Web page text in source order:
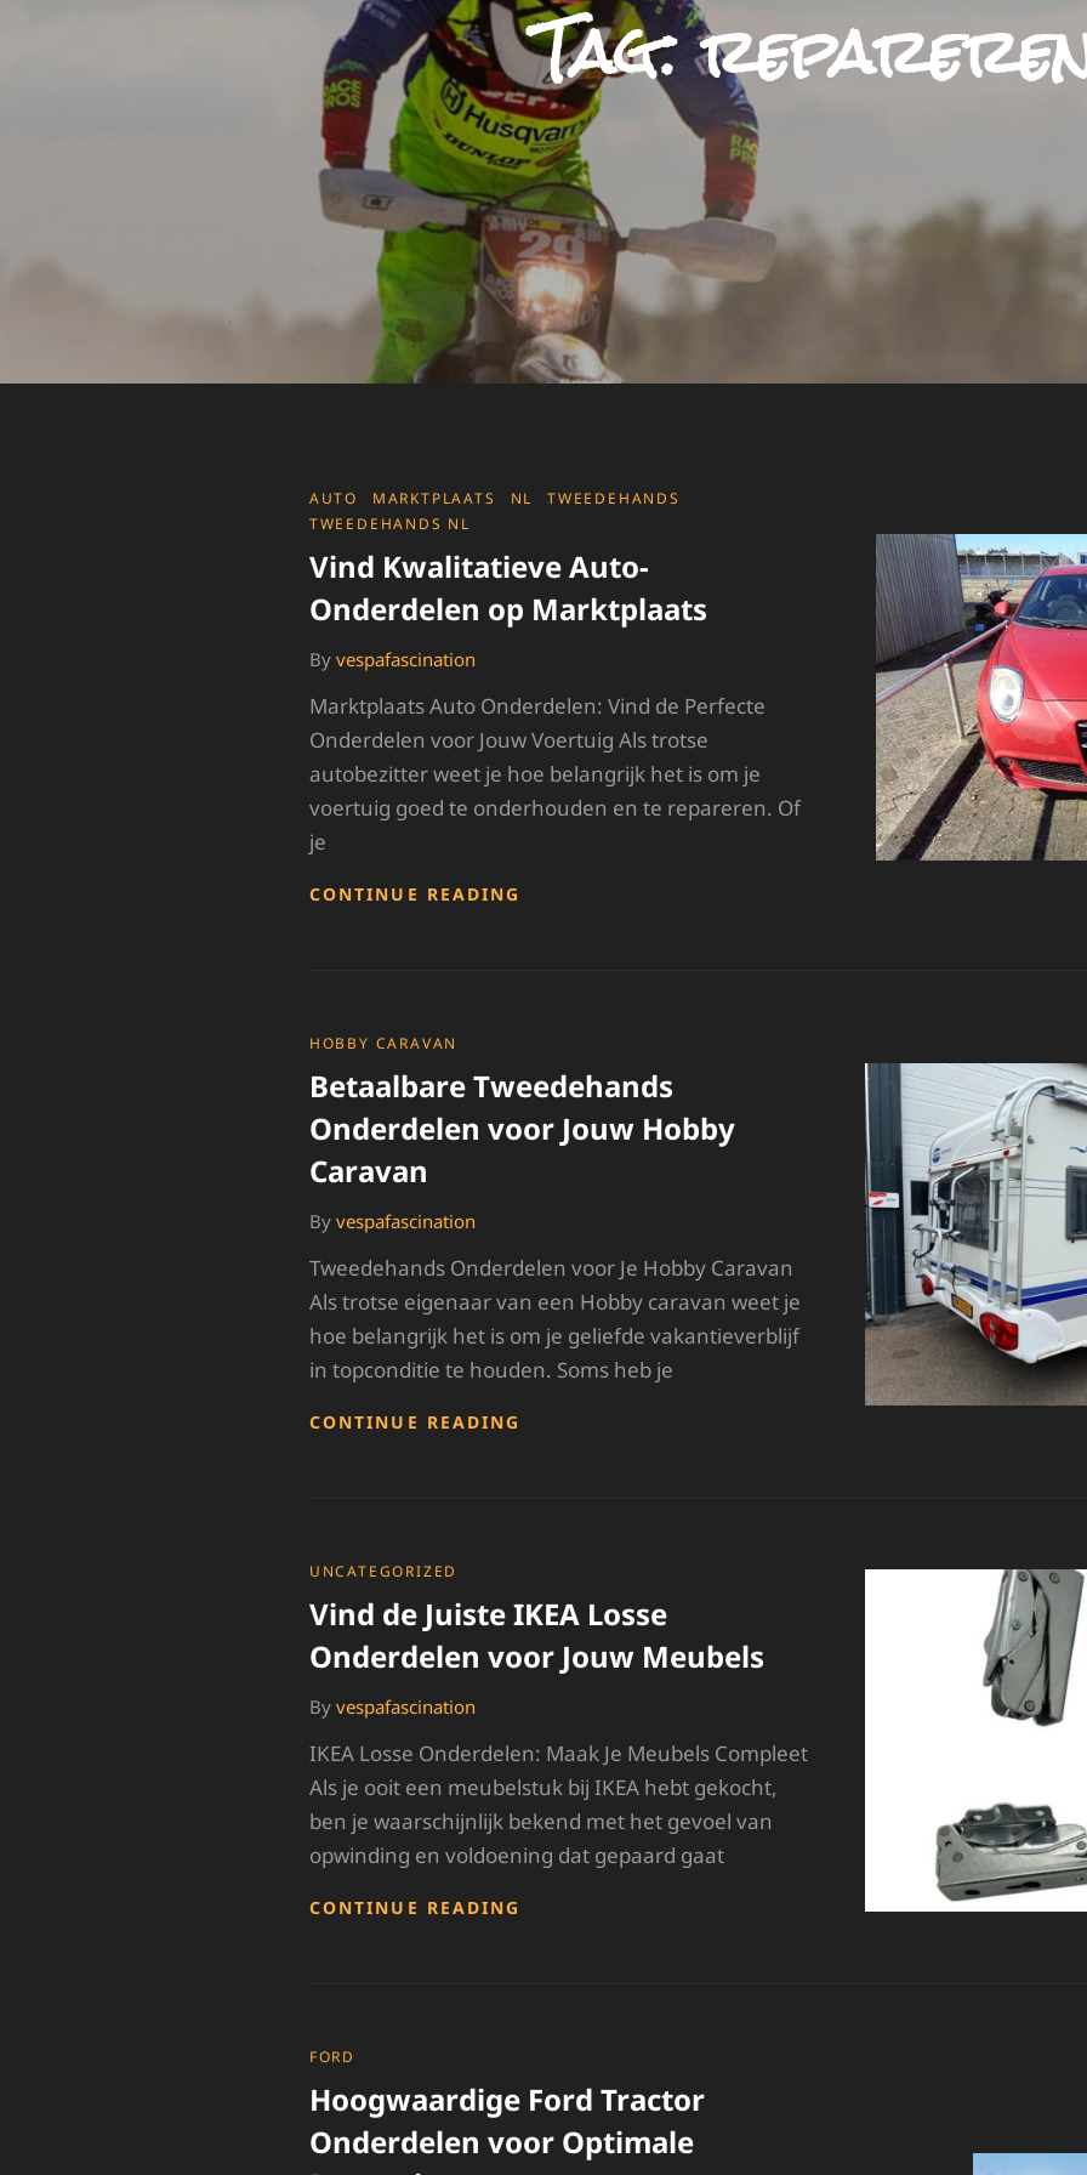
Tag:
CATEGORIES
AUTO MARKTPLAATS NL
TWEEDEHANDS
TWEEDEHANDS NL
Vind Kwalitatieve Auto-
Onderdelen op Marktplaats
By vespafascination
Marktplaats Auto Onderdelen: Vind de Perfecte
Onderdelen voor Jouw Voertuig Als trotse
autobezitter weet je hoe belangrijk het is om je
voertuig goed te onderhouden en te repareren. Of
je
CONTINUE READING
CATEGORIES
HOBBY CARAVAN
Betaalbare Tweedehands
Onderdelen voor Jouw Hobby
Caravan
By vespafascination
Tweedehands Onderdelen voor Je Hobby Caravan
Als trotse eigenaar van een Hobby caravan weet je
hoe belangrijk het is om je geliefde vakantieverblijf
in topconditie te houden. Soms heb je
CONTINUE READING
CATEGORIES
UNCATEGORIZED
Vind de Juiste IKEA Losse
Onderdelen voor Jouw Meubels
By vespafascination
IKEA Losse Onderdelen: Maak Je Meubels Compleet
Als je ooit een meubelstuk bij IKEA hebt gekocht,
ben je waarschijnlijk bekend met het gevoel van
opwinding en voldoening dat gepaard gaat
CONTINUE READING
MEUBELS
CATEGORIES
FORD
Hoogwaardige Ford Tractor
Onderdelen voor Optimale